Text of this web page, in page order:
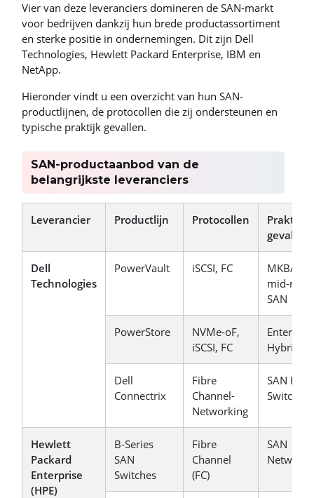
Vier van deze leveranciers domineren de SAN-markt
voor bedrijven dankzij hun brede productassortiment
en sterke positie in ondernemingen. Dit zijn Dell
Technologies, Hewlett Packard Enterprise, IBM en
NetApp.
Hieronder vindt u een overzicht van hun SAN-
productlijnen, de protocollen die zij ondersteunen en
typische praktijk gevallen.
SAN-productaanbod van de
belangrijkste leveranciers
Leverancier Productlijn Protocollen
Praktijk
geval
Dell
Technologies
PowerVault iSCSI, FC
MKB/
mid-
SAN
PowerStore
NVMe-oF,
iSCSI, FC
Hybrid
Dell
Connectrix
Fibre
Channel-
Networking
SAN
Switching
Hewlett
Packard
Enterprise
(HPE)
B-Series
SAN
Switches
Fibre
Channel
(FC)
SAN